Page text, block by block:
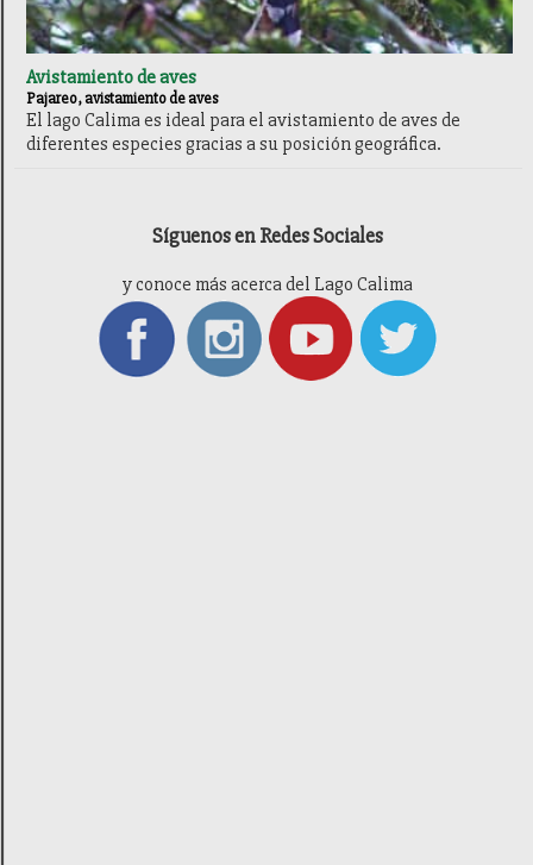
Avistamiento de aves
Pajareo, avistamiento de aves
El lago Calima es ideal para el avistamiento de aves de
diferentes especies gracias a su posición geográfica.
Síguenos en Redes Sociales
y conoce más acerca del Lago Calima